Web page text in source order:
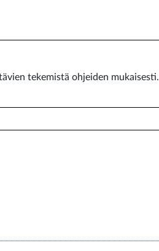
tekemistä ohjeiden mukaisesti.